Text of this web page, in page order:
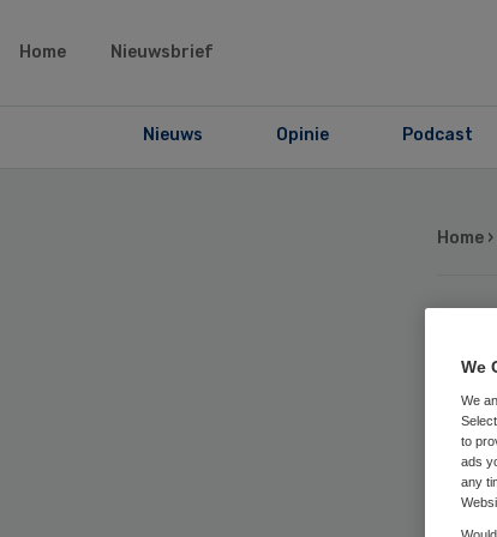
Home Nieuwsbrief
Nieuws Opinie Podcast
Home ›
We
We
to
ads
any